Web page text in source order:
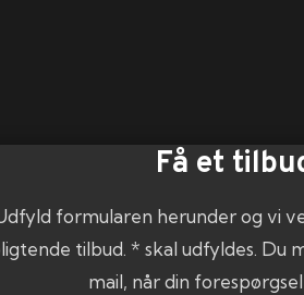
Få et
formularen herunder og vi
tilbud. * skal udfyldes. Du
mail, når din